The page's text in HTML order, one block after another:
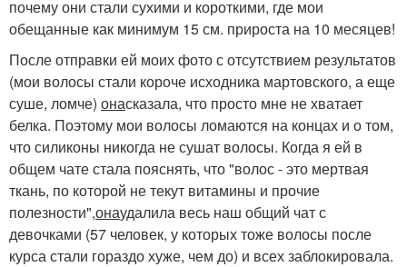
почему они стали сухими и короткими, где мои
обещанные как минимум 15 см. прироста на 10 месяцев!
После отправки ей моих фото с отсутствием результатов
(мои волосы стали короче исходника мартовского, а еще
суше, ломче) онасказала, что просто мне не хватает
белка. Поэтому мои волосы ломаются на концах и о том,
что силиконы никогда не сушат волосы. Когда я ей в
общем чате стала пояснять, что "волос - это мертвая
ткань, по которой не текут витамины и прочие
полезности",онаудалила весь наш общий чат с
девочками (57 человек, у которых тоже волосы после
курса стали гораздо хуже, чем до) и всех заблокировала.